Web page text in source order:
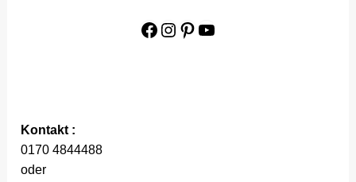
Facebook
Instagram
Pinterest
YouTube
Kontakt :
0170 4844488
oder